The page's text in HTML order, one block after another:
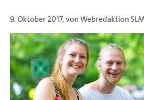
9. Oktober 2017, von Webredaktion